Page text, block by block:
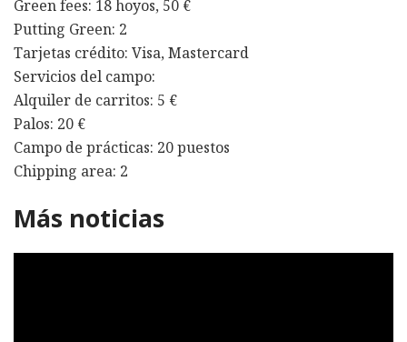
Green fees: 18 hoyos, 50 €
Putting Green: 2
Tarjetas crédito: Visa, Mastercard
Servicios del campo:
Alquiler de carritos: 5 €
Palos: 20 €
Campo de prácticas: 20 puestos
Chipping area: 2
Más noticias